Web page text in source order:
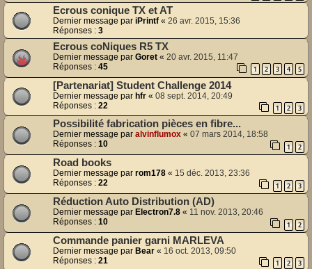
Ecrous conique TX et AT
Dernier message par iPrintf « 26 avr. 2015, 15:36
Réponses : 3
Ecrous coNiques R5 TX
Dernier message par Goret « 20 avr. 2015, 11:47
Réponses : 45 1 2 3 4 5
[Partenariat] Student Challenge 2014
Dernier message par hfr « 08 sept. 2014, 20:49
Réponses : 22 1 2 3
Possibilité fabrication pièces en fibre...
Dernier message par alvinflumox « 07 mars 2014, 18:58
Réponses : 10 1 2
Road books
Dernier message par rom178 « 15 déc. 2013, 23:36
Réponses : 22 1 2 3
Réduction Auto Distribution (AD)
Dernier message par Electron7.8 « 11 nov. 2013, 20:46
Réponses : 10 1 2
Commande panier garni MARLEVA
Dernier message par Bear « 16 oct. 2013, 09:50
Réponses : 21 1 2 3